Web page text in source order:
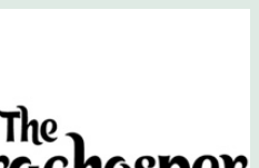
Magazine
(официальный сайт)